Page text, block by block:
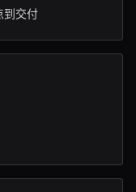
到交付